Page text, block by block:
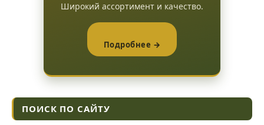
Широкий ассортимент и качество.
Подробнее →
ПОИСК ПО САЙТУ